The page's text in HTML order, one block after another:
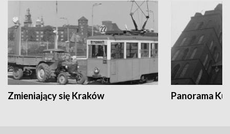
Zmieniający się Kraków Panorama